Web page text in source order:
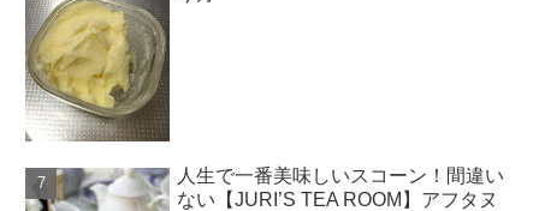
人生で一番美味しいスコーン！間違い
ない【JURI’S TEA ROOM】アフタヌ